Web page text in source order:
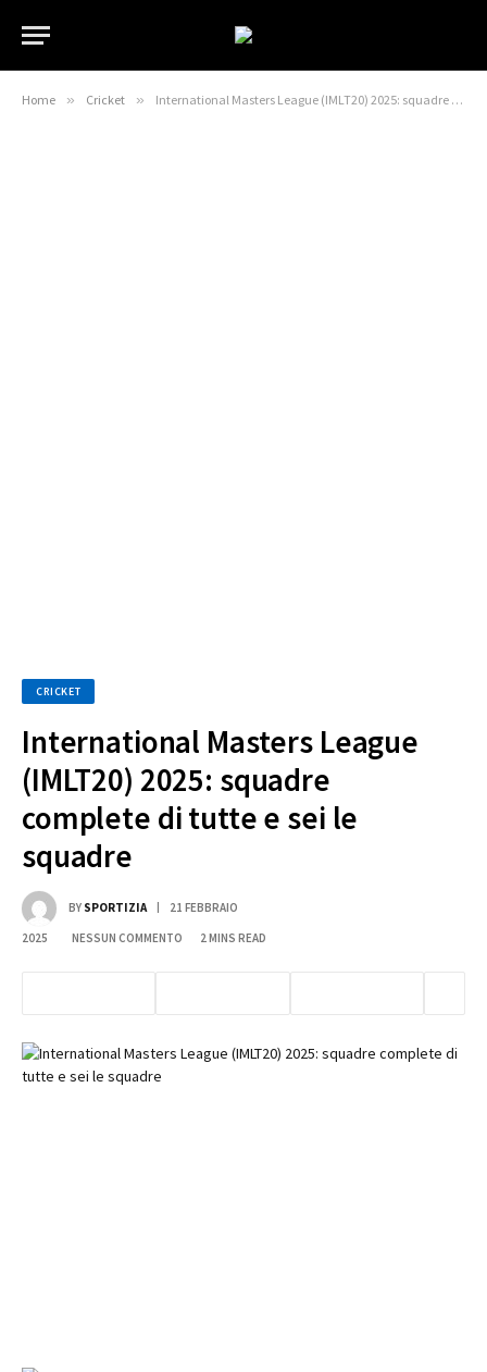
Home » Cricket » International Masters League (IMLT20) 2025: squadre complete di tutte e sei le squadre
CRICKET
International Masters League
(IMLT20) 2025: squadre
complete di tutte e sei le
squadre
BY SPORTIZIA 21 FEBBRAIO
2025 NESSUN COMMENTO 2 MINS READ